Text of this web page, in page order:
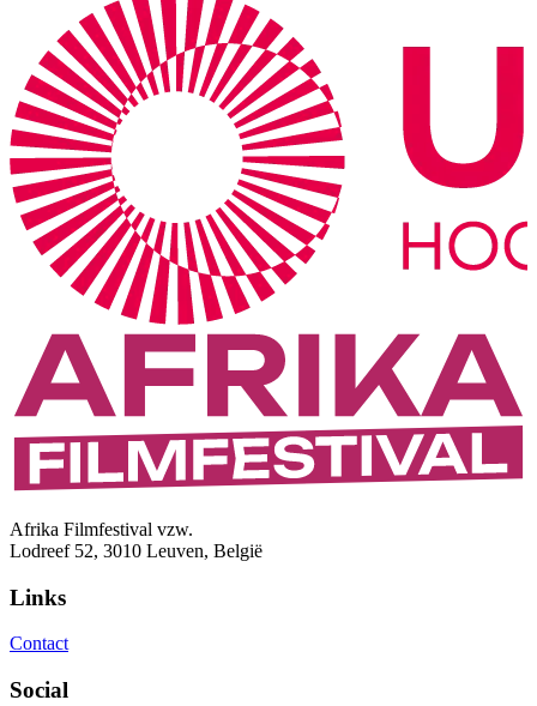
Afrika Filmfestival vzw.
Lodreef 52, 3010 Leuven, België
Links
Contact
Social